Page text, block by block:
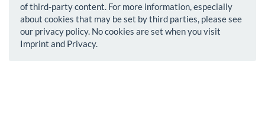
of third-party content. For more information, especially
about cookies that may be set by third parties, please see
our privacy policy. No cookies are set when you visit
Imprint and Privacy.